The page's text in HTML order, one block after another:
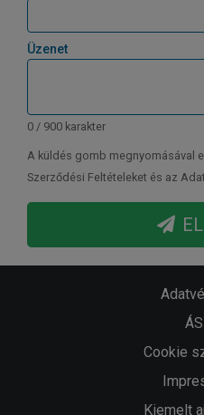
Üzenet
0 / 900 karakter
A küldés gomb megnyomásával
Szerződési Feltételeket és az
Cookie
Kiemelt